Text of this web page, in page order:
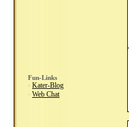
Fun-Links
· Kater-Blog
· Web Chat